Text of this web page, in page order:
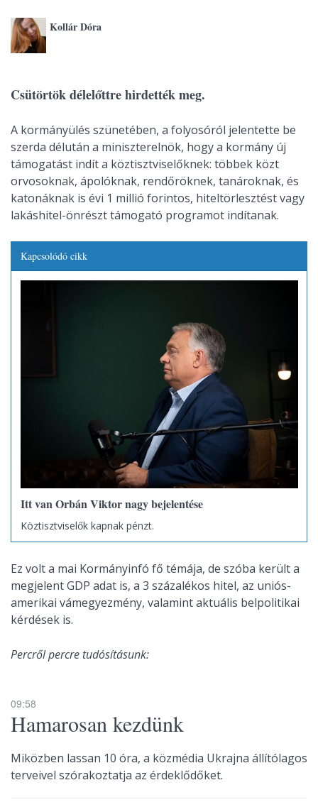
Kollár Dóra
Csütörtök délelőttre hirdették meg.
A kormányülés szünetében, a folyosóról jelentette be
szerda délután a miniszterelnök, hogy a kormány új
támogatást indít a köztisztviselőknek: többek közt
orvosoknak, ápolóknak, rendőröknek, tanároknak, és
katonáknak is évi 1 millió forintos, hiteltörlesztést vagy
lakáshitel-önrészt támogató programot indítanak.
Kapcsolódó cikk
Itt van Orbán Viktor nagy bejelentése
Köztisztviselők kapnak pénzt.
Ez volt a mai Kormányinfó fő témája, de szóba került a
megjelent GDP adat is, a 3 százalékos hitel, az uniós-
amerikai vámegyezmény, valamint aktuális belpolitikai
kérdések is.
Percről percre tudósításunk:
09:58
Hamarosan kezdünk
Miközben lassan 10 óra, a közmédia Ukrajna állítólagos
terveivel szórakoztatja az érdeklődőket.